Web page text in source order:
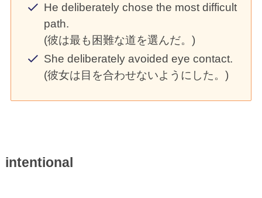
He deliberately chose the most difficult
path.
(彼は最も困難な道を選んだ。)
She deliberately avoided eye contact.
(彼女は目を合わせないようにした。)
intentional